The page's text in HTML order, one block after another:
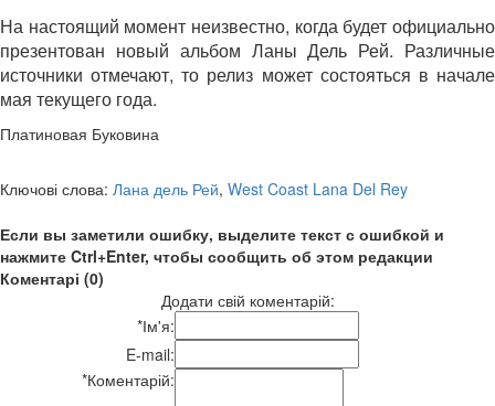
На настоящий момент неизвестно, когда будет официально
презентован новый альбом Ланы Дель Рей. Различные
источники отмечают, то релиз может состояться в начале
мая текущего года.
Платиновая Буковина
Ключові слова: Лана дель Рей, West Coast Lana Del Rey
Если вы заметили ошибку, выделите текст с ошибкой и
нажмите Ctrl+Enter, чтобы сообщить об этом редакции
Коментарі (0)
Додати свій коментарій:
*Ім'я:
E-mail:
*Коментарій: